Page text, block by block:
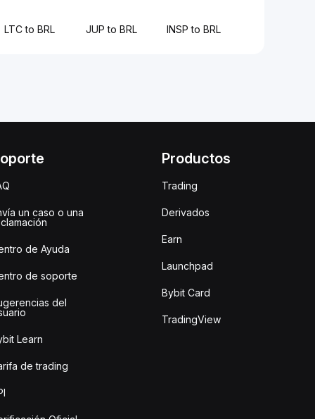
LTC to BRL JUP to BRL INSP to BRL
un caso o una
de Ayuda
de soporte
del
Learn
de trading
Productos
Trading
Derivados
Earn
Launchpad
Bybit Card
TradingView